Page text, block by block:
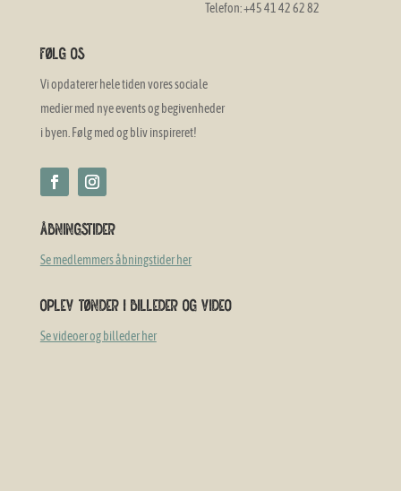
Telefon: +45 41 42 62 82
Følg os
Vi opdaterer hele tiden vores sociale
medier med nye events og begivenheder
i byen. Følg med og bliv inspireret!
Åbningstider
Se medlemmers åbningstider her
Oplev Tønder i billeder og video
Se videoer og billeder her